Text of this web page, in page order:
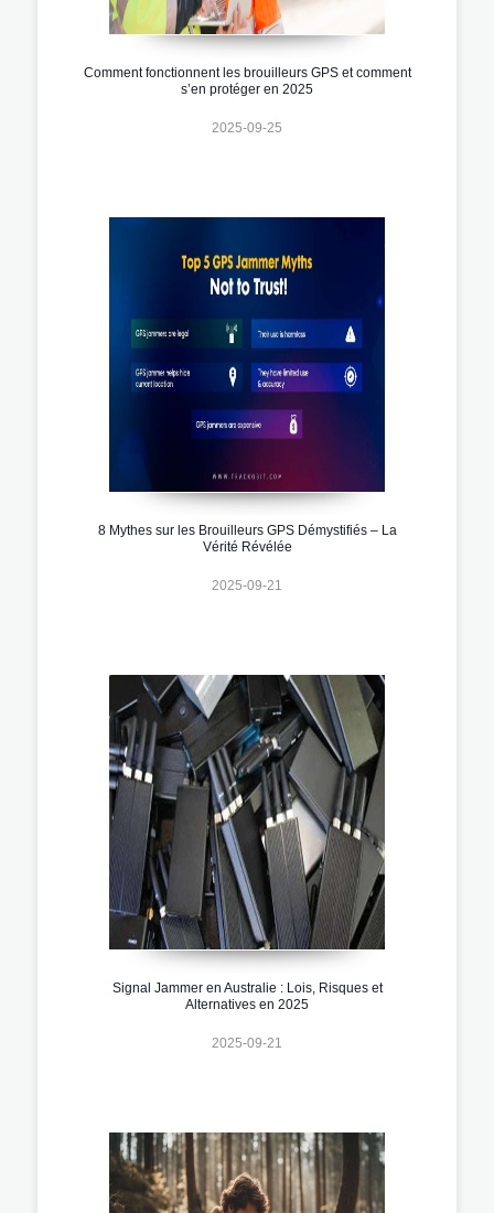
Comment fonctionnent les brouilleurs GPS et comment
s’en protéger en 2025
2025-09-25
8 Mythes sur les Brouilleurs GPS Démystifiés – La
Vérité Révélée
2025-09-21
Signal Jammer en Australie : Lois, Risques et
Alternatives en 2025
2025-09-21